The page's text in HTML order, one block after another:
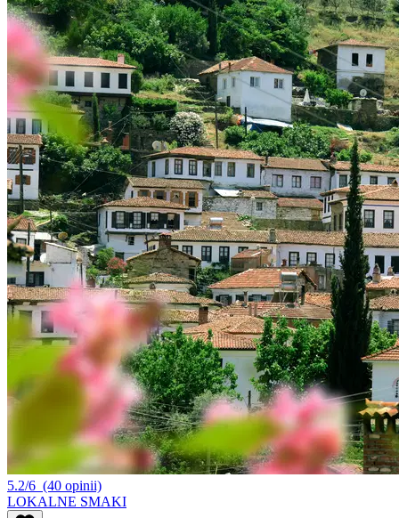
5.2/6 (40 opinii)
LOKALNE SMAKI